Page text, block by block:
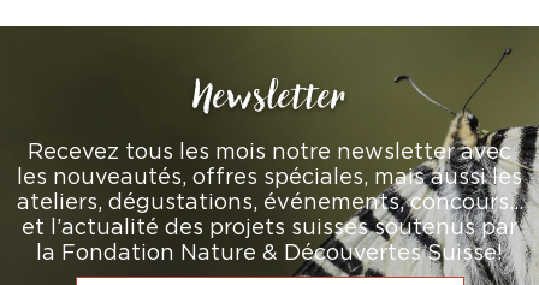
Newsletter
Recevez tous les mois notre newsletter avec
les nouveautés, offres spéciales, mais aussi les
ateliers, dégustations, événements, concours…
et l’actualité des projets suisses soutenus par
la Fondation Nature & Découvertes Suisse!